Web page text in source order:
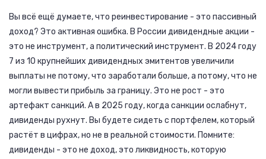
Вы всё ещё думаете, что реинвестирование - это пассивный
доход? Это активная ошибка. В России дивидендные акции -
это не инструмент, а политический инструмент. В 2024 году
7 из 10 крупнейших дивидендных эмитентов увеличили
выплаты не потому, что заработали больше, а потому, что не
могли вывести прибыль за границу. Это не рост - это
артефакт санкций. А в 2025 году, когда санкции ослабнут,
дивиденды рухнут. Вы будете сидеть с портфелем, который
растёт в цифрах, но не в реальной стоимости. Помните:
дивиденды - это не доход, это ликвидность, которую